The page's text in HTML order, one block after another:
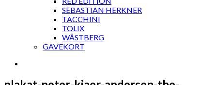
SEBASTIAN HERKNER
TACCHINI
TOLIX
WÄSTBERG
GAVEKORT